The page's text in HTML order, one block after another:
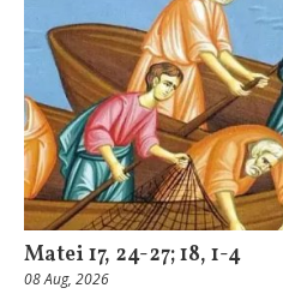
Matei 17, 24-27; 18, 1-4
08 Aug, 2026